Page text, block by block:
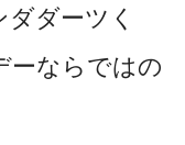
ダーツく
ーならではの